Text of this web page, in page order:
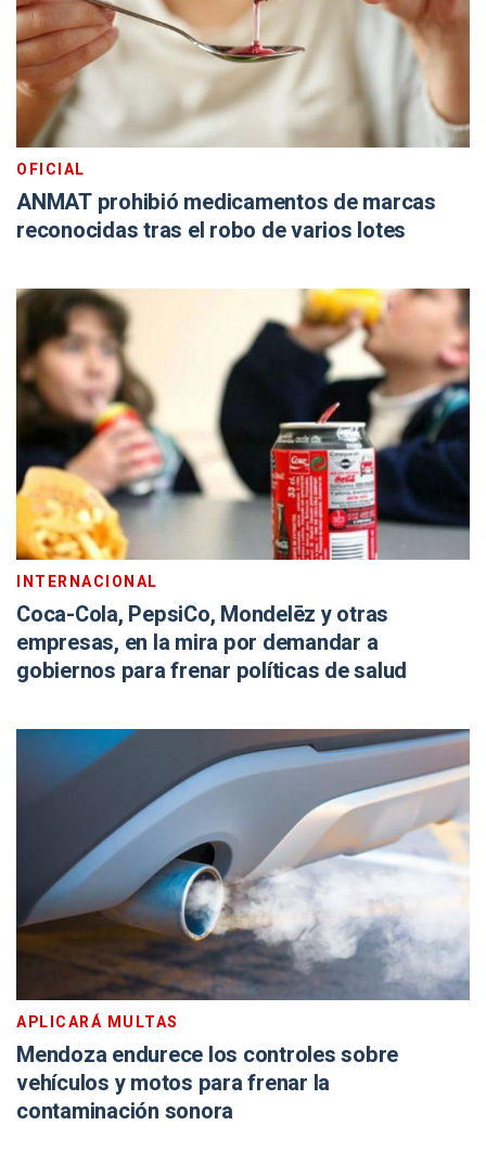
OFICIAL
ANMAT prohibió medicamentos de marcas
reconocidas tras el robo de varios lotes
INTERNACIONAL
Coca-Cola, PepsiCo, Mondelēz y otras
empresas, en la mira por demandar a
gobiernos para frenar políticas de salud
APLICARÁ MULTAS
Mendoza endurece los controles sobre
vehículos y motos para frenar la
contaminación sonora